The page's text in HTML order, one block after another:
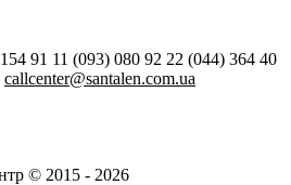
91 11 (093) 080 92 22 (044) 364 40
callcenter@santalen.com.ua
© 2015 - 2026